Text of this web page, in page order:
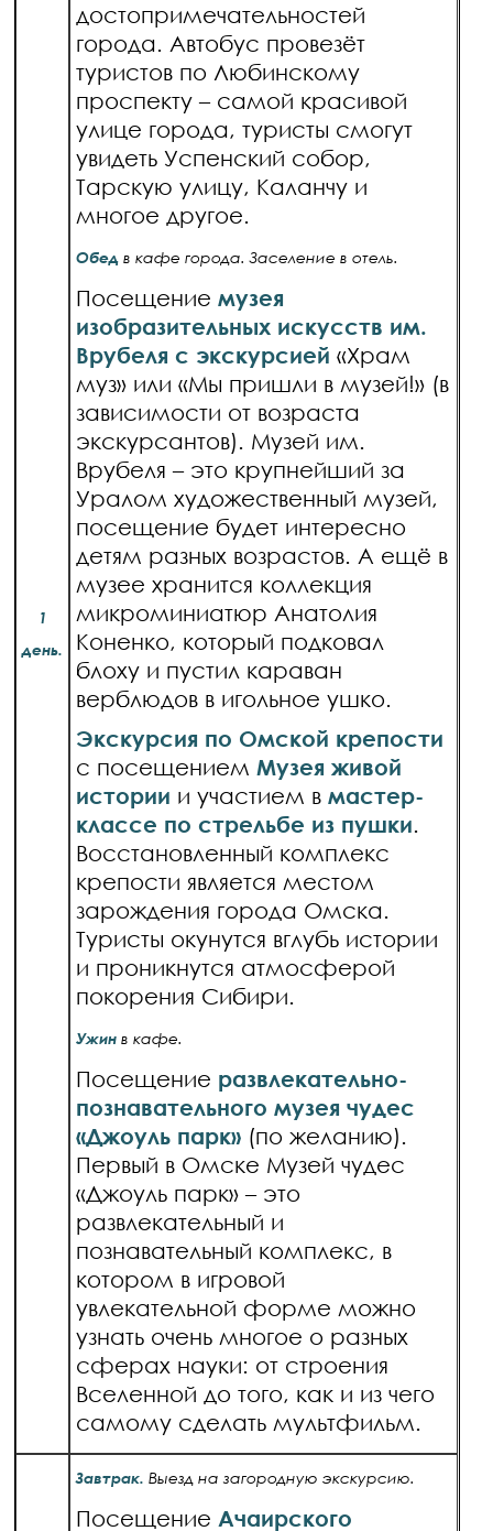
1
день.
достопримечательностей
города. Автобус провезёт
туристов по Любинскому
проспекту – самой красивой
улице города, туристы смогут
увидеть Успенский собор,
Тарскую улицу, Каланчу и
многое другое.
Обедв кафе города. Заселение в отель.
Посещениемузея
изобразительных искусств им.
Врубеля с экскурсией «Храм
муз» или «Мы пришли в музей!» (в
зависимости от возраста
экскурсантов). Музей им.
Врубеля – это крупнейший за
Уралом художественный музей,
посещение будет интересно
детям разных возрастов. А ещё в
музее хранится коллекция
микроминиатюр Анатолия
Коненко, который подковал
блоху и пустил караван
верблюдов в игольное ушко.
Экскурсия по Омской крепости
с посещением Музея живой
истории и участием вмастер-
классе по стрельбе из пушки.
Восстановленный комплекс
крепости является местом
зарождения города Омска.
Туристы окунутся вглубь истории
и проникнутся атмосферой
покорения Сибири.
Ужин в кафе.
Посещение развлекательно-
познавательного музея чудес
«Джоуль парк» (по желанию).
Первый в Омске Музей чудес
«Джоуль парк» – это
развлекательный и
познавательный комплекс, в
котором в игровой
увлекательной форме можно
узнать очень многое о разных
сферах науки: от строения
Вселенной до того, как и из чего
самому сделать мультфильм.
Завтрак.Выезд на загородную экскурсию.
Посещение Ачаирского